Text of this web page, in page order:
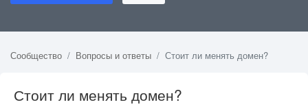
Сообщество Вопросы и ответы Стоит ли менять домен?
Стоит ли менять домен?